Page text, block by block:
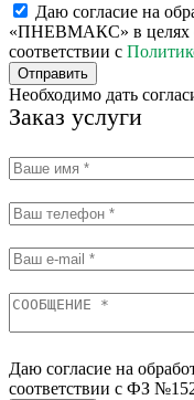
Даю согласие на
«ПНЕВМАКС» в целях
соответствии с
Отправить
Необходимо дать
Заказ услуги
Даю согласие на
соответствии с ФЗ